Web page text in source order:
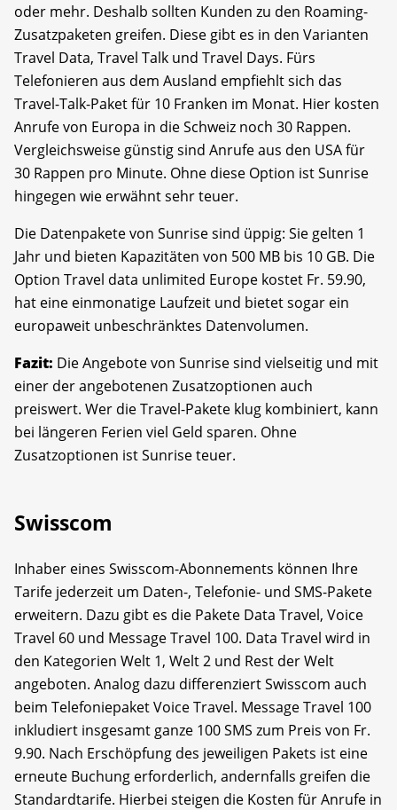
oder mehr. Deshalb sollten Kunden zu den Roaming-
Zusatzpaketen greifen. Diese gibt es in den Varianten
Travel Data, Travel Talk und Travel Days. Fürs
Telefonieren aus dem Ausland empfiehlt sich das
Travel-Talk-Paket für 10 Franken im Monat. Hier kosten
Anrufe von Europa in die Schweiz noch 30 Rappen.
Vergleichsweise günstig sind Anrufe aus den USA für
30 Rappen pro Minute. Ohne diese Option ist Sunrise
hingegen wie erwähnt sehr teuer.
Die Datenpakete von Sunrise sind üppig: Sie gelten 1
Jahr und bieten Kapazitäten von 500 MB bis 10 GB. Die
Option Travel data unlimited Europe kostet Fr. 59.90,
hat eine einmonatige Laufzeit und bietet sogar ein
europaweit unbeschränktes Datenvolumen.
Fazit: Die Angebote von Sunrise sind vielseitig und mit
einer der angebotenen Zusatzoptionen auch
preiswert. Wer die Travel-Pakete klug kombiniert, kann
bei längeren Ferien viel Geld sparen. Ohne
Zusatzoptionen ist Sunrise teuer.
Swisscom
Inhaber eines Swisscom-Abonnements können Ihre
Tarife jederzeit um Daten-, Telefonie- und SMS-Pakete
erweitern. Dazu gibt es die Pakete Data Travel, Voice
Travel 60 und Message Travel 100. Data Travel wird in
den Kategorien Welt 1, Welt 2 und Rest der Welt
angeboten. Analog dazu differenziert Swisscom auch
beim Telefoniepaket Voice Travel. Message Travel 100
inkludiert insgesamt ganze 100 SMS zum Preis von Fr.
9.90. Nach Erschöpfung des jeweiligen Pakets ist eine
erneute Buchung erforderlich, andernfalls greifen die
Standardtarife. Hierbei steigen die Kosten für Anrufe in